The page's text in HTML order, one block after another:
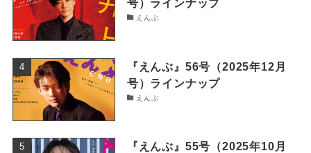
号）ラインナップ
えんぶ
『えんぶ』56号（2025年12月
号）ラインナップ
えんぶ
『えんぶ』55号（2025年10月